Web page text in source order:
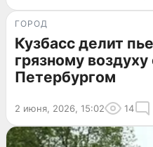
ГОРОД
Кузбасс делит
грязному
Петербургом
2 июня, 2026, 15:02 14